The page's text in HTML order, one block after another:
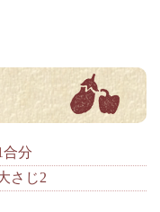
合分
さじ2